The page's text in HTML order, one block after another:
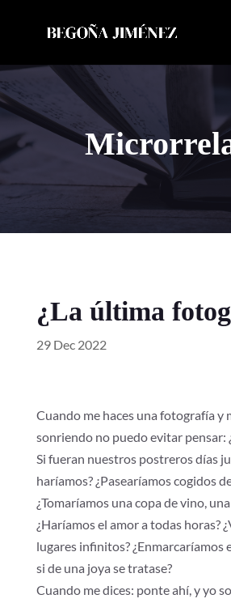
¿La última
29 Dec 2022
Cuando me haces una fotografía y
sonriendo no puedo evitar pensar:
Si fueran nuestros postreros días
haríamos? ¿Pasearíamos cogidos
¿Tomaríamos una copa de vino,
¿Haríamos el amor a todas horas?
lugares infinitos? ¿Enmarcaríamos
si de una joya se tratase?
Cuando me dices: ponte ahí, y yo